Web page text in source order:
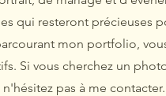
qui resteront précieuses
mon portfolio,
Si vous cherchez un
pas à me contacter.